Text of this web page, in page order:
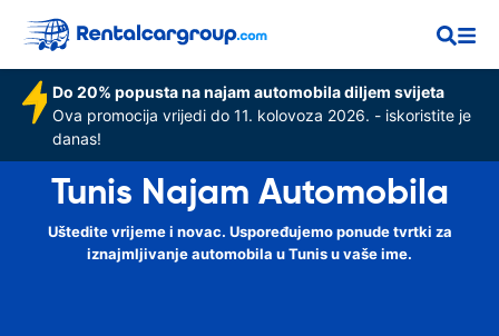
Do 20% popusta na najam automobila diljem svijeta
Ova promocija vrijedi do 11. kolovoza 2026. - iskoristite je
danas!
Tunis Najam Automobila
Uštedite vrijeme i novac. Uspoređujemo ponude tvrtki za
iznajmljivanje automobila u Tunis u vaše ime.